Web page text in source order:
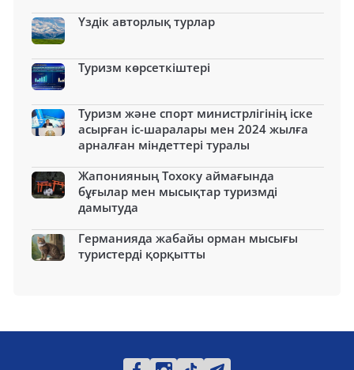
Үздік авторлық турлар
Туризм көрсеткіштері
Туризм және спорт министрлігінің іске
асырған іс-шаралары мен 2024 жылға
арналған міндеттері туралы
Жапонияның Тохоку аймағында
бұғылар мен мысықтар туризмді
дамытуда
Германияда жабайы орман мысығы
туристерді қорқытты